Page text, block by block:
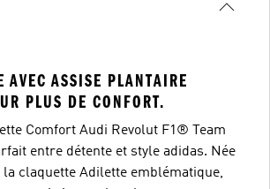
AVEC ASSISE PLANTAIRE
PLUS DE CONFORT.
Comfort Audi Revolut F1® Team
entre détente et style adidas. Née
claquette Adilette emblématique,